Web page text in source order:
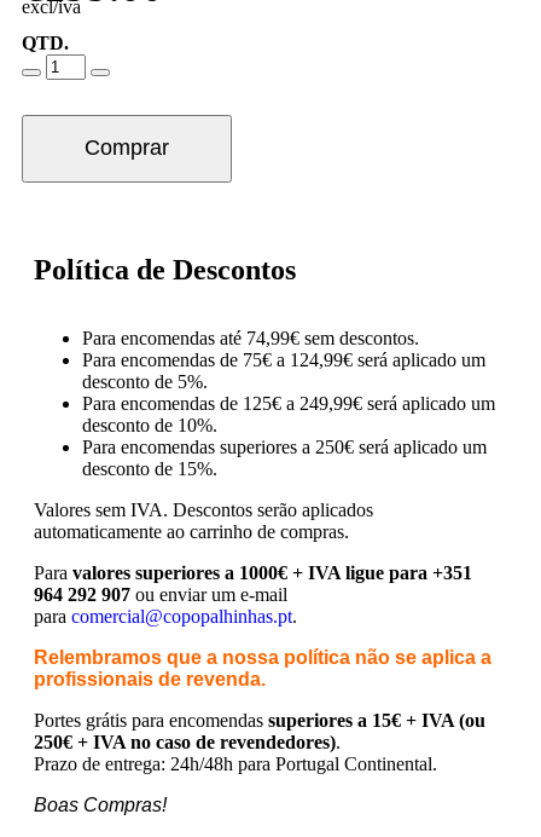
excl/iva
QTD.
Comprar
Política de Descontos
Para encomendas até 74,99€ sem descontos.
Para encomendas de 75€ a 124,99€ será aplicado um
desconto de 5%.
Para encomendas de 125€ a 249,99€ será aplicado um
desconto de 10%.
Para encomendas superiores a 250€ será aplicado um
desconto de 15%.
Valores sem IVA. Descontos serão aplicados
automaticamente ao carrinho de compras.
Para valores superiores a 1000€ + IVA ligue para +351
964 292 907 ou enviar um e-mail
para comercial@copopalhinhas.pt.
Relembramos que a nossa política não se aplica a
profissionais de revenda.
Portes grátis para encomendas superiores a 15€ + IVA (ou
250€ + IVA no caso de revendedores).
Prazo de entrega: 24h/48h para Portugal Continental.
Boas Compras!